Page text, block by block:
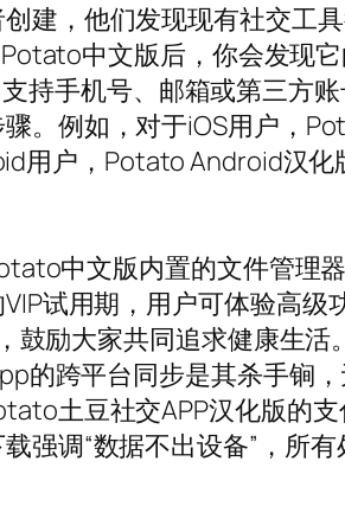
建，他们发现现有社交工
中文版后，你会发现
持手机号、邮箱或第三方账
例如，对于iOS用户，
用户，Potato Android汉化
中文版内置的文件管理
试用期，用户可体验高级
励大家共同追求健康生
的跨平台同步是其杀手锏
土豆社交APP汉化版的
强调“数据不出设备”，所